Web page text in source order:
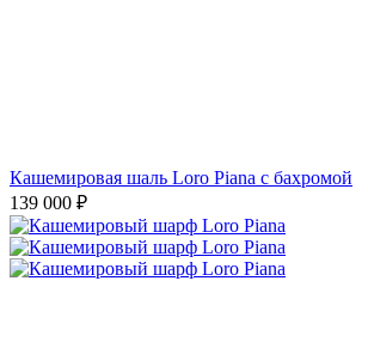
Кашемировая шаль Loro Piana с бахромой
139 000 ₽